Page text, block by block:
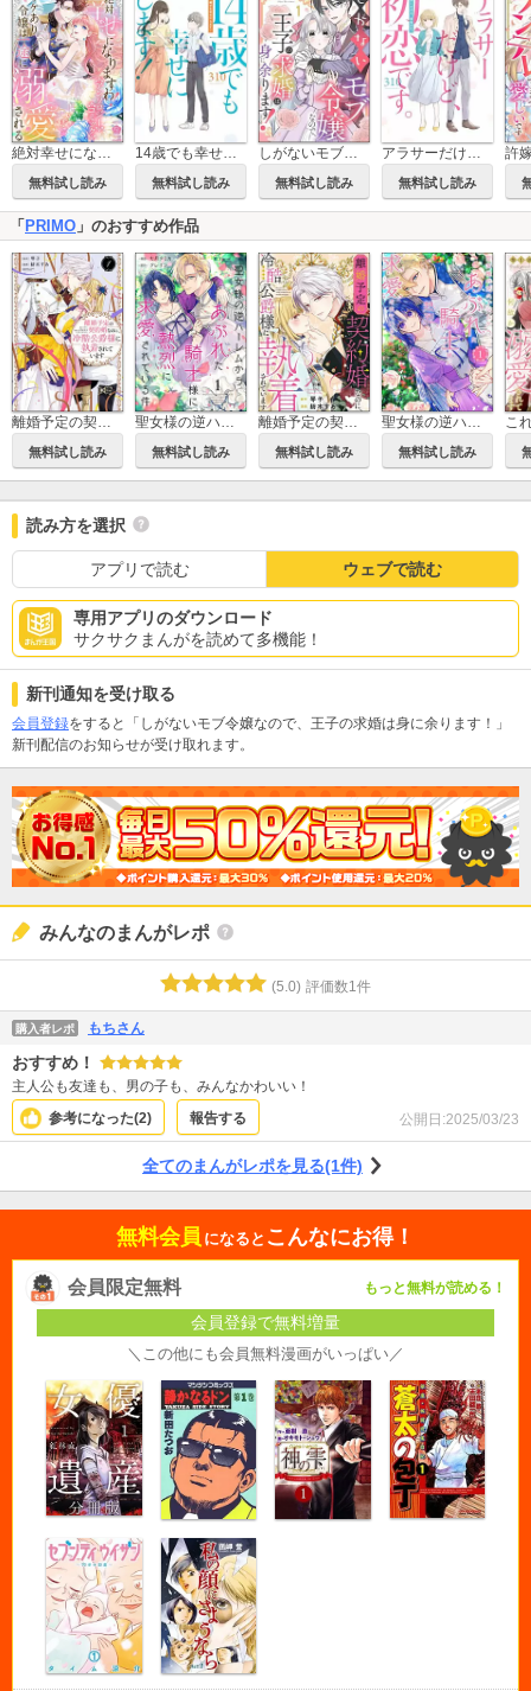
絶対幸せになりますわ！ ワケあり令嬢は一途に溺愛される アンソロジーコミック
無料試し読み
14歳でも幸せにします！
無料試し読み
しがないモブ令嬢なので、王子の求婚は身に余ります！（分冊版）
無料試し読み
アラサーだけど、初恋です。
無料試し読み
「 PRIMO 」のおすすめ作品
離婚予定の契約婚なのに、冷酷公爵様に執着されています
無料試し読み
聖女様の逆ハーレムからあぶれた騎士様に熱烈に求愛されている件（分冊版）
無料試し読み
離婚予定の契約婚なのに、冷酷公爵様に執着されています（分冊版）
無料試し読み
聖女様の逆ハーレムからあぶれた騎士様に熱烈に求愛されている件
無料試し読み
読み方を選択
アプリで読む ウェブで読む
専用アプリのダウンロード
サクサクまんがを読めて多機能！
新刊通知を受け取る
会員登録をすると「しがないモブ令嬢なので、王子の求婚は身に余ります！」
新刊配信のお知らせが受け取れます。
みんなのまんがレポ
(5.0) 評価数1件
購入者レポ もちさん
おすすめ！
主人公も友達も、男の子も、みんなかわいい！
参考になった(2) 報告する 公開日:2025/03/23
全てのまんがレポを見る(1件)
無料会員 になると こんなにお得！
会員限定無料 もっと無料が読める！
会員登録で無料増量
＼この他にも会員無料漫画がいっぱい／